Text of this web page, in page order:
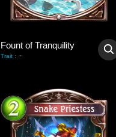
Fount of Tranquility
Trait : -